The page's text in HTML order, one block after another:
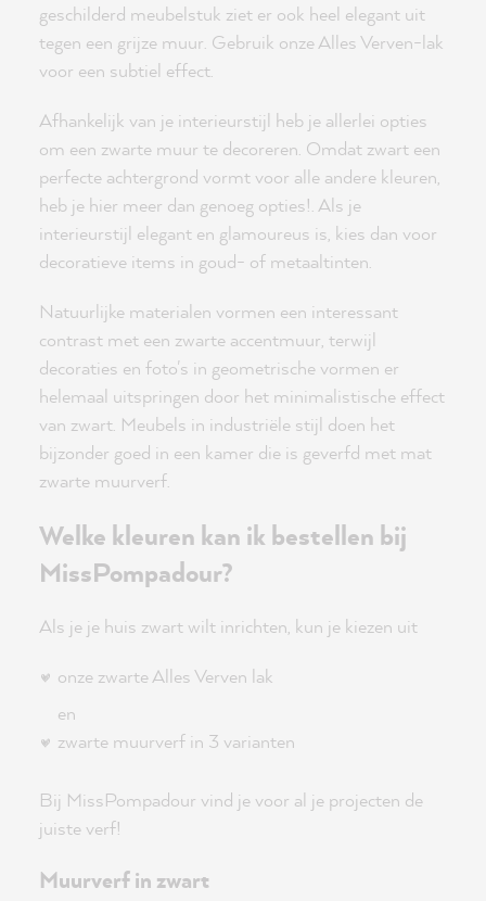
geschilderd meubelstuk ziet er ook heel elegant uit
tegen een grijze muur. Gebruik onze Alles Verven-lak
voor een subtiel effect.
Afhankelijk van je interieurstijl heb je allerlei opties
om een zwarte muur te decoreren. Omdat zwart een
perfecte achtergrond vormt voor alle andere kleuren,
heb je hier meer dan genoeg opties!. Als je
interieurstijl elegant en glamoureus is, kies dan voor
decoratieve items in goud- of metaaltinten.
Natuurlijke materialen vormen een interessant
contrast met een zwarte accentmuur, terwijl
decoraties en foto's in geometrische vormen er
helemaal uitspringen door het minimalistische effect
van zwart. Meubels in industriële stijl doen het
bijzonder goed in een kamer die is geverfd met mat
zwarte muurverf.
Welke kleuren kan ik bestellen bij
MissPompadour?
Als je je huis zwart wilt inrichten, kun je kiezen uit
onze zwarte Alles Verven lak
en
zwarte muurverf in 3 varianten
Bij MissPompadour vind je voor al je projecten de
juiste verf!
Muurverf in zwart